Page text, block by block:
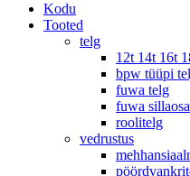
Kodu
Tooted
telg
12t 14t 16t
bpw tüüpi
fuwa telg
fuwa
roolitelg
vedrustus